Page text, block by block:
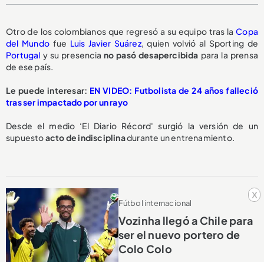
x
Otro de los colombianos que regresó a su equipo tras laCopa
del Mundo fue Luis Javier Suárez, quien volvió al Sporting de
Portugal y su presencia no pasó desapercibida para la prensa
de ese país.
Le puede interesar: EN VIDEO: Futbolista de 24 años falleció
tras ser impactado por un rayo
Desde el medio ‘El Diario Récord' surgió la versión de un
supuestoacto de indisciplinadurante un entrenamiento.
Fútbol internacional
Vozinha llegó a Chile para
ser el nuevo portero de
Colo Colo